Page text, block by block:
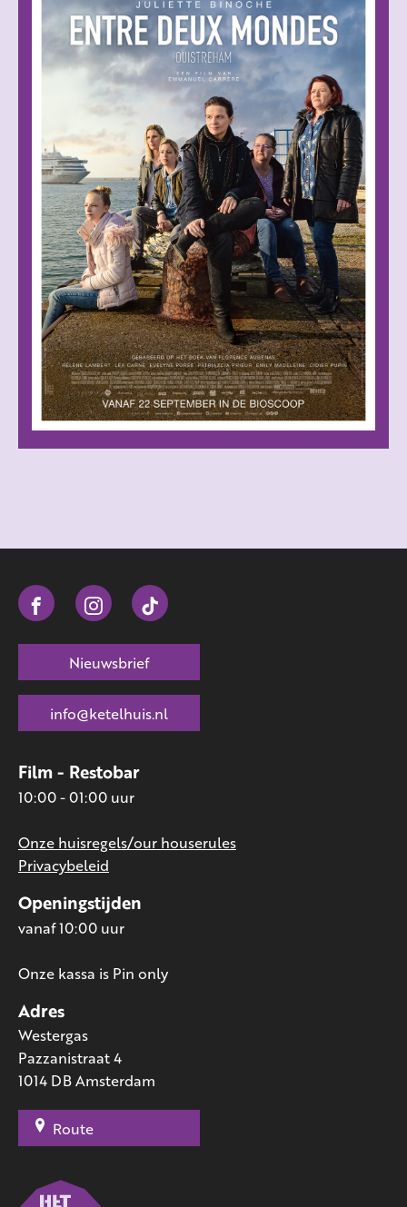
Adres
Westergas
Pazzanistraat 4
1014 DB Amsterdam
Route
Openingstijden
vanaf 10:00 uur
Onze kassa is Pin only
Film - Restobar
10:00 - 01:00 uur
Onze huisregels/our houserules
Privacybeleid
Nieuwsbrief
info@ketelhuis.nl